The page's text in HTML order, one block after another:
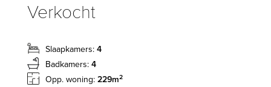
Verkocht
Slaapkamers: 4
Badkamers: 4
Opp. woning: 229m2